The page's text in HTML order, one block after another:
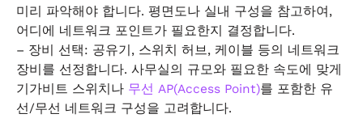
미리 파악해야 합니다. 평면도나 실내 구성을 참고하여,
어디에 네트워크 포인트가 필요한지 결정합니다.
– 장비 선택: 공유기, 스위치 허브, 케이블 등의 네트워크
장비를 선정합니다. 사무실의 규모와 필요한 속도에 맞게
기가비트 스위치나 무선 AP(Access Point)를 포함한 유
선/무선 네트워크 구성을 고려합니다.